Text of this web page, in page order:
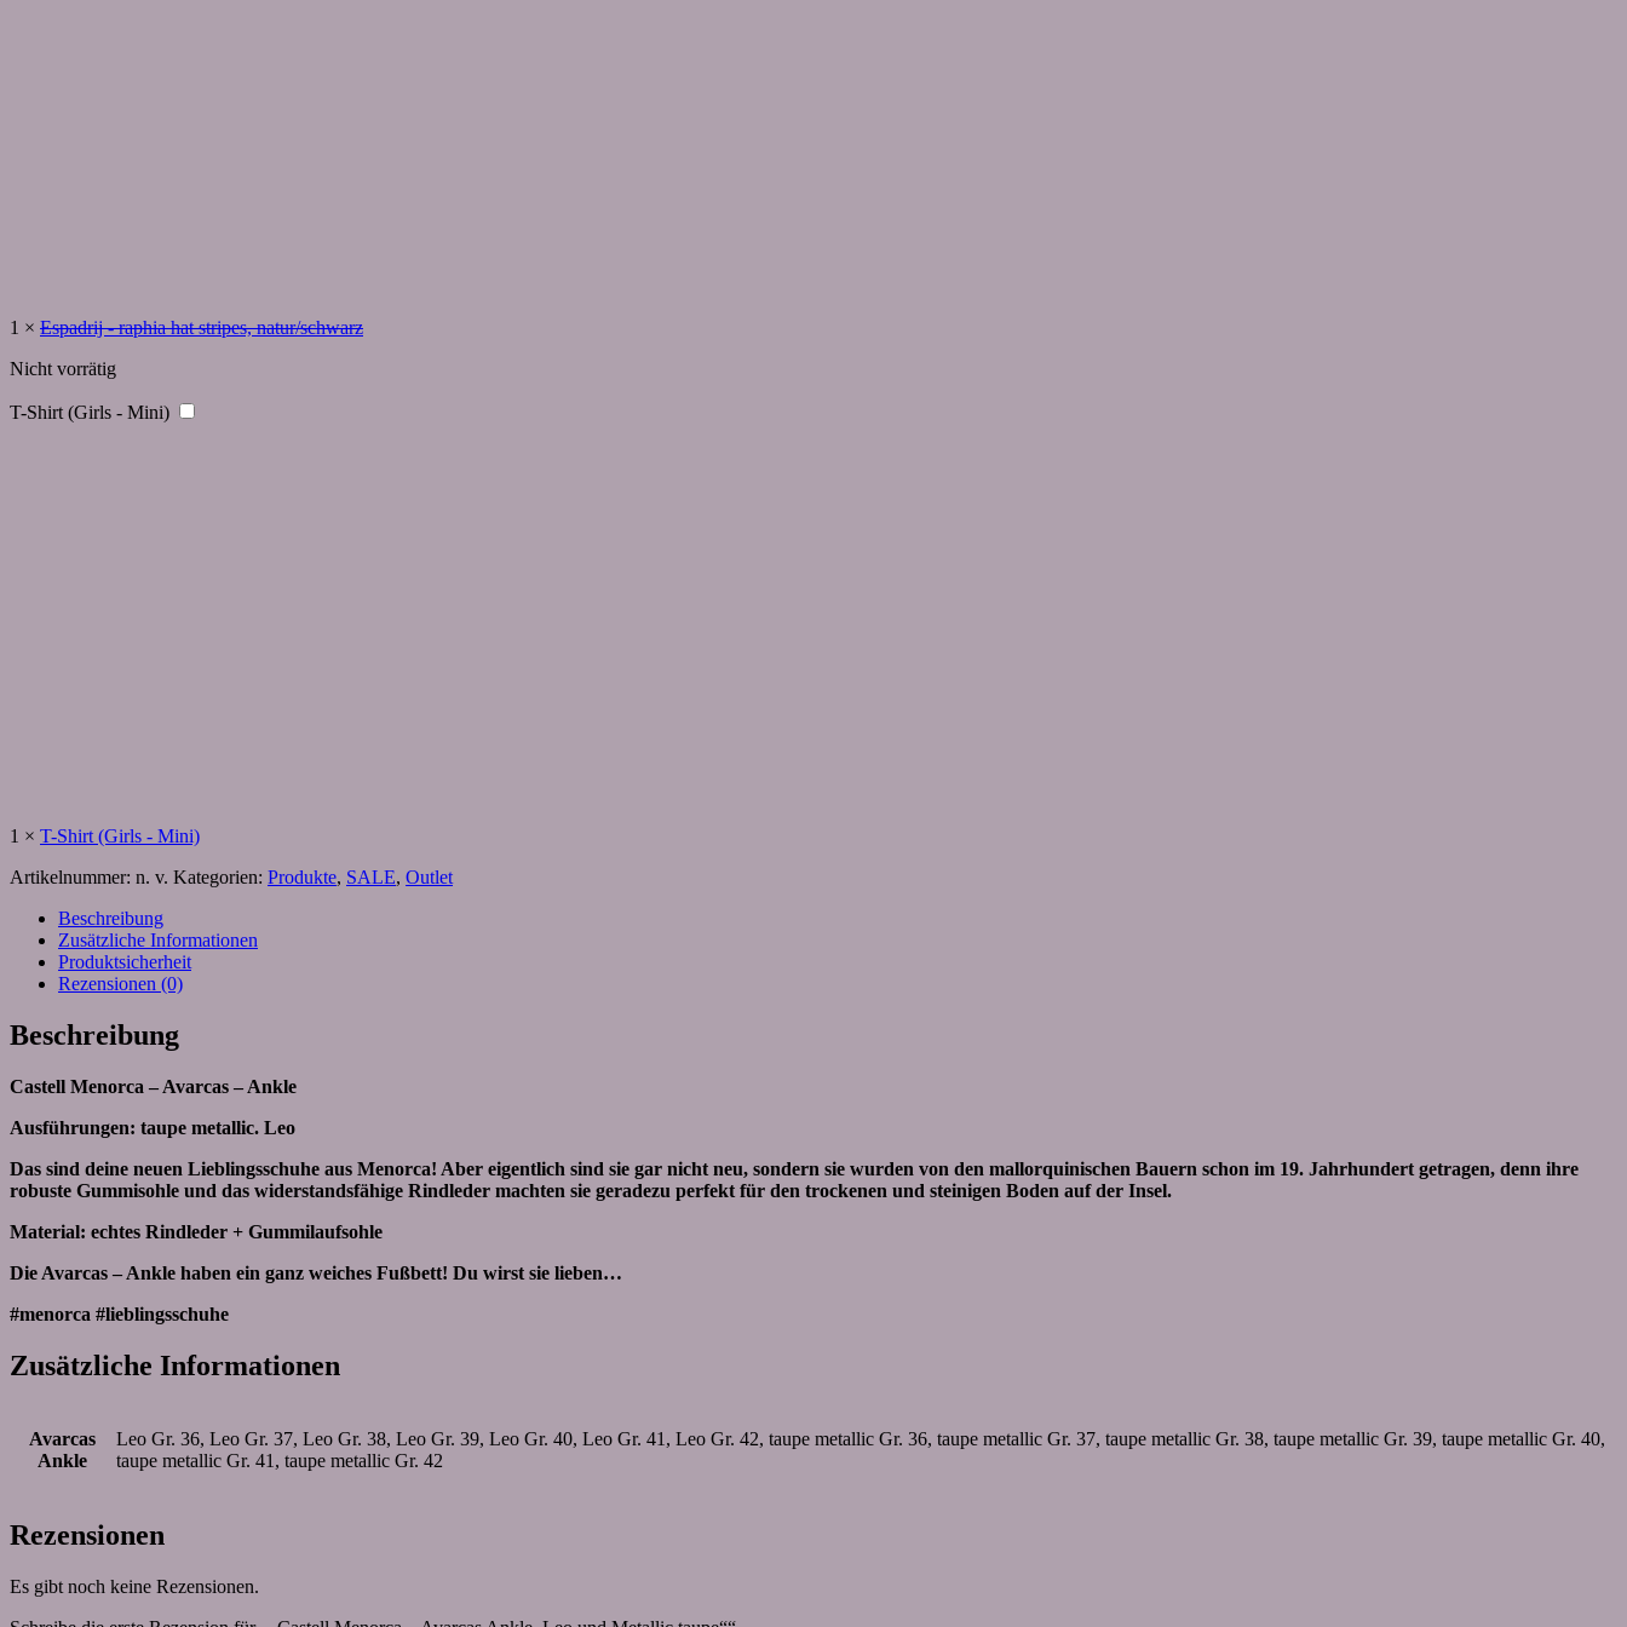
1 × Espadrij - raphia hat stripes, natur/schwarz
Nicht vorrätig
T-Shirt (Girls - Mini)
1 × T-Shirt (Girls - Mini)
Artikelnummer: n. v. Kategorien: Produkte, SALE, Outlet
Beschreibung
Zusätzliche Informationen
Produktsicherheit
Rezensionen (0)
Beschreibung
Castell Menorca – Avarcas – Ankle
Ausführungen: taupe metallic. Leo
Das sind deine neuen Lieblingsschuhe aus Menorca! Aber eigentlich sind sie gar nicht neu, sondern sie wurden von den mallorquinischen Bauern schon im 19. Jahrhundert getragen, denn ihre
robuste Gummisohle und das widerstandsfähige Rindleder machten sie geradezu perfekt für den trockenen und steinigen Boden auf der Insel.
Material: echtes Rindleder + Gummilaufsohle
Die Avarcas – Ankle haben ein ganz weiches Fußbett! Du wirst sie lieben…
#menorca #lieblingsschuhe
Zusätzliche Informationen
Avarcas
Ankle
Leo Gr. 36, Leo Gr. 37, Leo Gr. 38, Leo Gr. 39, Leo Gr. 40, Leo Gr. 41, Leo Gr. 42, taupe metallic Gr. 36, taupe metallic Gr. 37, taupe metallic Gr. 38, taupe metallic Gr. 39, taupe metallic Gr. 40,
taupe metallic Gr. 41, taupe metallic Gr. 42
Rezensionen
Es gibt noch keine Rezensionen.